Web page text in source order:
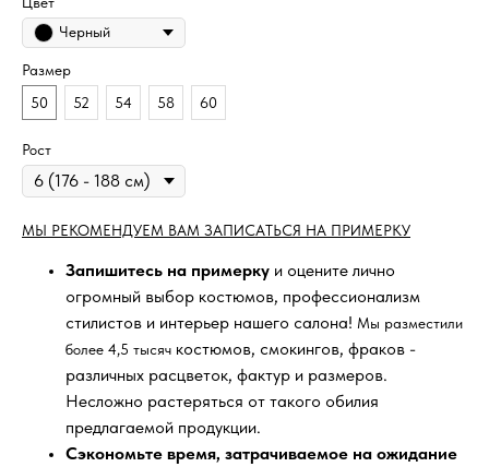
Черный
Размер
50
52 54 58 60
Рост
МЫ РЕКОМЕНДУЕМ ВАМ ЗАПИСАТЬСЯ НА ПРИМЕРКУ
Запишитесь на примерку и оцените лично
огромный выбор костюмов, профессионализм
стилистов и интерьер нашего салона! Мы разместили
более 4,5 тысяч костюмов, смокингов, фраков -
различных расцветок, фактур и размеров.
Несложно растеряться от такого обилия
предлагаемой продукции.
Сэкономьте время, затрачиваемое на ожидание